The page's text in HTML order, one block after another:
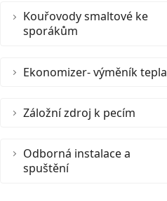
Kouřovody smaltové ke
sporákům
Ekonomizer- výměník tepla
Záložní zdroj k pecím
Odborná instalace a
spuštění